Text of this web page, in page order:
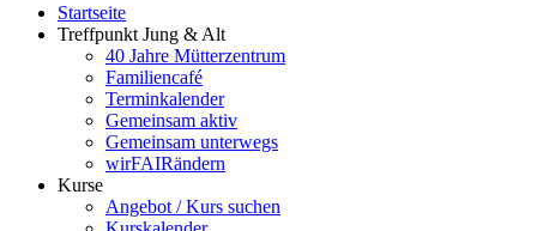
Startseite
Treffpunkt Jung & Alt
40 Jahre Mütterzentrum
Familiencafé
Terminkalender
Gemeinsam aktiv
Gemeinsam unterwegs
wirFAIRändern
Kurse
Angebot / Kurs suchen